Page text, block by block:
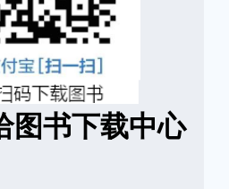
图书下载中心